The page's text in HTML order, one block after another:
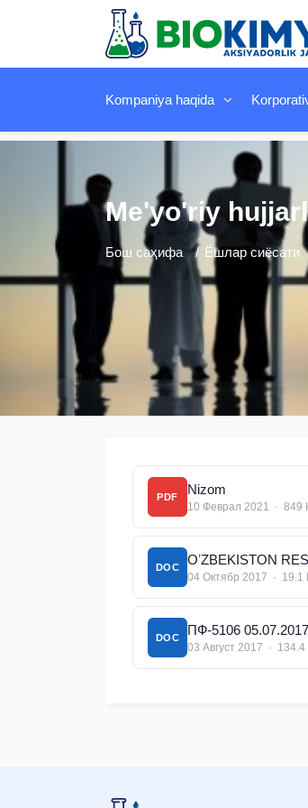
Kompaniya haqida
Me'yo'riy
Бош саҳифа Ёшлар сиёсати
PDF
Nizom
10 Феврал 2021 · 849
DOC
OʼZBEKISTON
04 Октябр 2017 · 19.1
DOC
ПФ-5106 05.07.2017
03 Август 2017 · 134.4